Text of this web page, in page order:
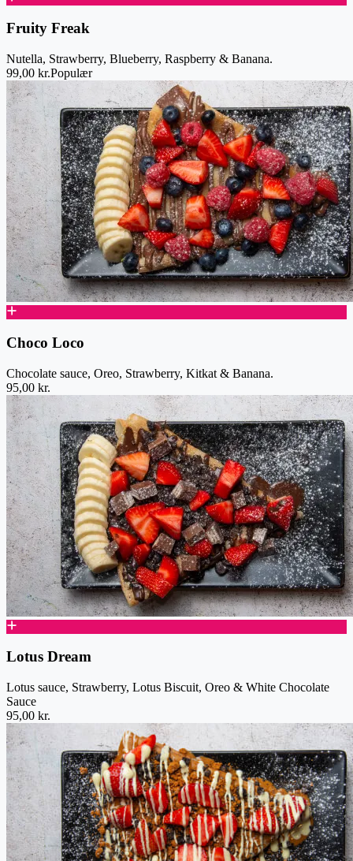
Fruity Freak
Nutella, Strawberry, Blueberry, Raspberry & Banana.
99,00 kr.Populær
Choco Loco
Chocolate sauce, Oreo, Strawberry, Kitkat & Banana.
95,00 kr.
Lotus Dream
Lotus sauce, Strawberry, Lotus Biscuit, Oreo & White Chocolate
Sauce
95,00 kr.